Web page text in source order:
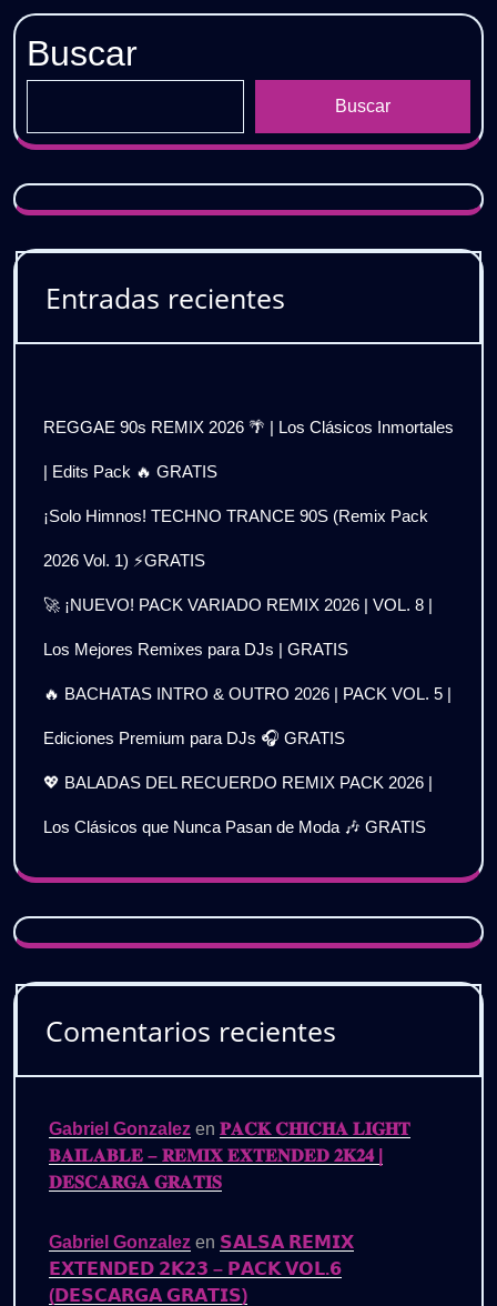
Buscar
Buscar
Entradas recientes
REGGAE 90s REMIX 2026 🌴 | Los Clásicos Inmortales
| Edits Pack 🔥 GRATIS
¡Solo Himnos! TECHNO TRANCE 90S (Remix Pack
2026 Vol. 1) ⚡GRATIS
🚀 ¡NUEVO! PACK VARIADO REMIX 2026 | VOL. 8 |
Los Mejores Remixes para DJs | GRATIS
🔥 BACHATAS INTRO & OUTRO 2026 | PACK VOL. 5 |
Ediciones Premium para DJs 🎧 GRATIS
💖 BALADAS DEL RECUERDO REMIX PACK 2026 |
Los Clásicos que Nunca Pasan de Moda 🎶 GRATIS
Comentarios recientes
Gabriel Gonzalez en 𝐏𝐀𝐂𝐊 𝐂𝐇𝐈𝐂𝐇𝐀 𝐋𝐈𝐆𝐇𝐓
𝐁𝐀𝐈𝐋𝐀𝐁𝐋𝐄 – 𝐑𝐄𝐌𝐈𝐗 𝐄𝐗𝐓𝐄𝐍𝐃𝐄𝐃 𝟐𝐊𝟐𝟒 |
𝐃𝐄𝐒𝐂𝐀𝐑𝐆𝐀 𝐆𝐑𝐀𝐓𝐈𝐒
Gabriel Gonzalez en 𝗦𝗔𝗟𝗦𝗔 𝗥𝗘𝗠𝗜𝗫
𝗘𝗫𝗧𝗘𝗡𝗗𝗘𝗗 𝟮𝗞𝟮𝟯 – 𝗣𝗔𝗖𝗞 𝗩𝗢𝗟.𝟲
(𝗗𝗘𝗦𝗖𝗔𝗥𝗚𝗔 𝗚𝗥𝗔𝗧𝗜𝗦)